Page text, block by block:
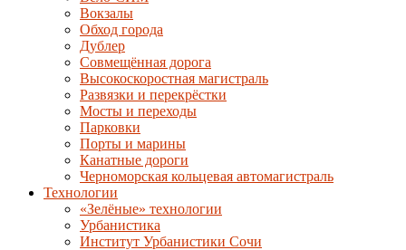
Вокзалы
Обход города
Дублер
Совмещённая дорога
Высокоскоростная магистраль
Развязки и перекрёстки
Мосты и переходы
Парковки
Порты и марины
Канатные дороги
Черноморская кольцевая автомагистраль
Технологии
«Зелёные» технологии
Урбанистика
Институт Урбанистики Сочи